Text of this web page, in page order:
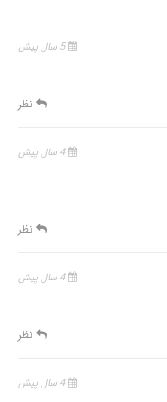
5 سال پیش
نظر
4 سال پیش
نظر
4 سال پیش
نظر
4 سال پیش